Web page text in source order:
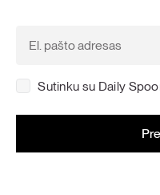
Sutinku su Daily